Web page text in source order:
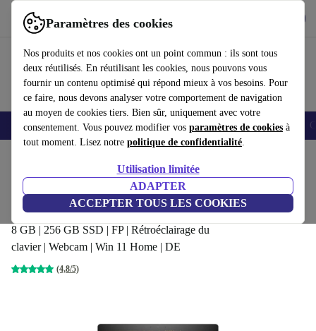
Paramètres des cookies
Nos produits et nos cookies ont un point commun : ils sont tous
deux réutilisés. En réutilisant les cookies, nous pouvons vous
fournir un contenu optimisé qui répond mieux à vos besoins. Pour
ce faire, nous devons analyser votre comportement de navigation
au moyen de cookies tiers. Bien sûr, uniquement avec votre
consentement. Vous pouvez modifier vos paramètres de cookies à
tout moment. Lisez notre politique de confidentialité.
Utilisation limitée
ADAPTER
ACCEPTER TOUS LES COOKIES
Utilisez refurbed rapidement et facilement
Smartphones Laptops Tablettes Montres connectées Accessoires
HP EliteBook 840 G6 | i5-8365U
| 14-pouces
8 GB | 256 GB SSD | FP | Rétroéclairage du
clavier | Webcam | Win 11 Home | DE
(4,8/5)
269,99 €